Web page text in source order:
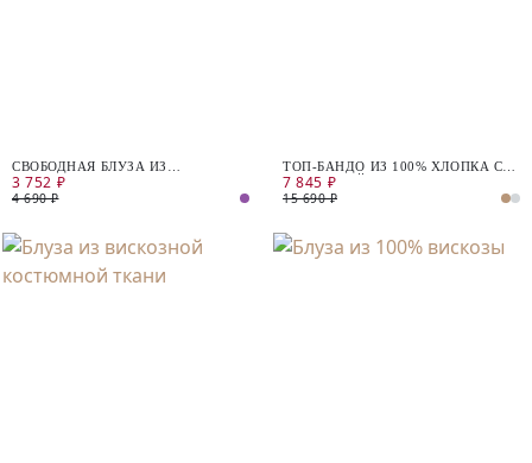
СВОБОДНАЯ БЛУЗА ИЗ
ВИСКОЗНОГО ТРИКОТАЖА
3 752 ₽
4 690 ₽
ТОП-БАНДО ИЗ 100% ХЛОПКА С
ВЫШИВКОЙ
7 845 ₽
15 690 ₽